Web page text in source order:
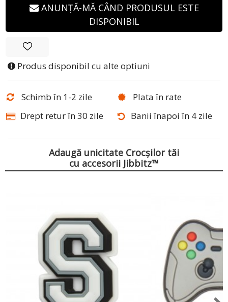
ANUNȚĂ-MĂ CÂND PRODUSUL ESTE
DISPONIBIL
Produs disponibil cu alte optiuni
Schimb în 1-2 zile
Plata în rate
Drept retur în 30 zile
Banii înapoi în 4 zile
Adaugă unicitate Crocșilor tăi
cu accesorii Jibbitz™